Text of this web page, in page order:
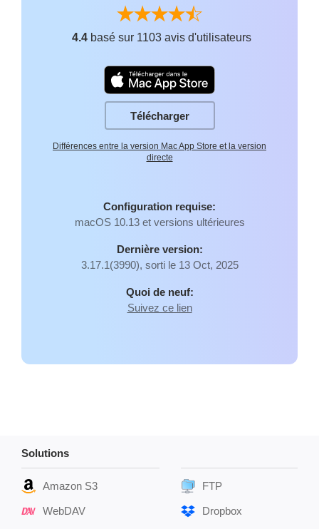
4.4 basé sur 1103 avis d'utilisateurs
Télécharger
Différences entre la version Mac App Store et la version
directe
Configuration requise:
macOS 10.13 et versions ultérieures
Dernière version:
3.17.1(3990), sorti le 13 Oct, 2025
Quoi de neuf:
Suivez ce lien
Solutions
Amazon S3
WebDAV
FTP
Dropbox